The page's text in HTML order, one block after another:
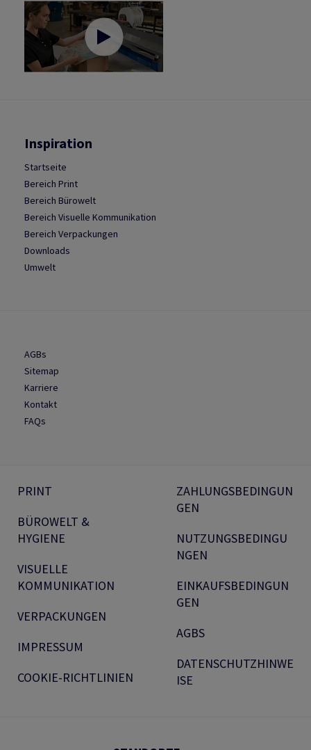
Inspiration
Startseite
Bereich Print
Bereich Bürowelt
Bereich Visuelle Kommunikation
Bereich Verpackungen
Downloads
Umwelt
AGBs
Sitemap
Karriere
Kontakt
FAQs
PRINT
BÜROWELT &
HYGIENE
VISUELLE
KOMMUNIKATION
VERPACKUNGEN
IMPRESSUM
COOKIE-RICHTLINIEN
ZAHLUNGSBEDINGUN
GEN
NUTZUNGSBEDINGU
NGEN
EINKAUFSBEDINGUN
GEN
AGBS
DATENSCHUTZHINWE
ISE